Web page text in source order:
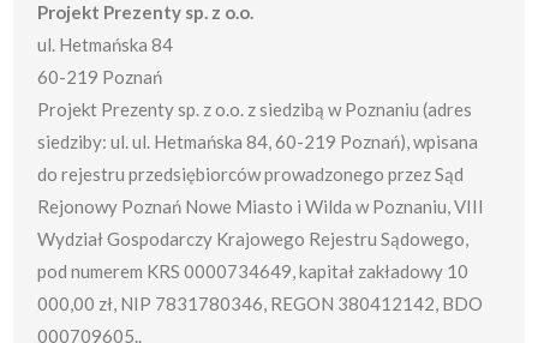
Projekt Prezenty sp. z o.o.
ul. Hetmańska 84
60-219 Poznań
Projekt Prezenty sp. z o.o. z siedzibą w Poznaniu (adres
siedziby: ul. ul. Hetmańska 84, 60-219 Poznań), wpisana
do rejestru przedsiębiorców prowadzonego przez Sąd
Rejonowy Poznań Nowe Miasto i Wilda w Poznaniu, VIII
Wydział Gospodarczy Krajowego Rejestru Sądowego,
pod numerem KRS 0000734649, kapitał zakładowy 10
000,00 zł, NIP 7831780346, REGON 380412142, BDO
000709605..